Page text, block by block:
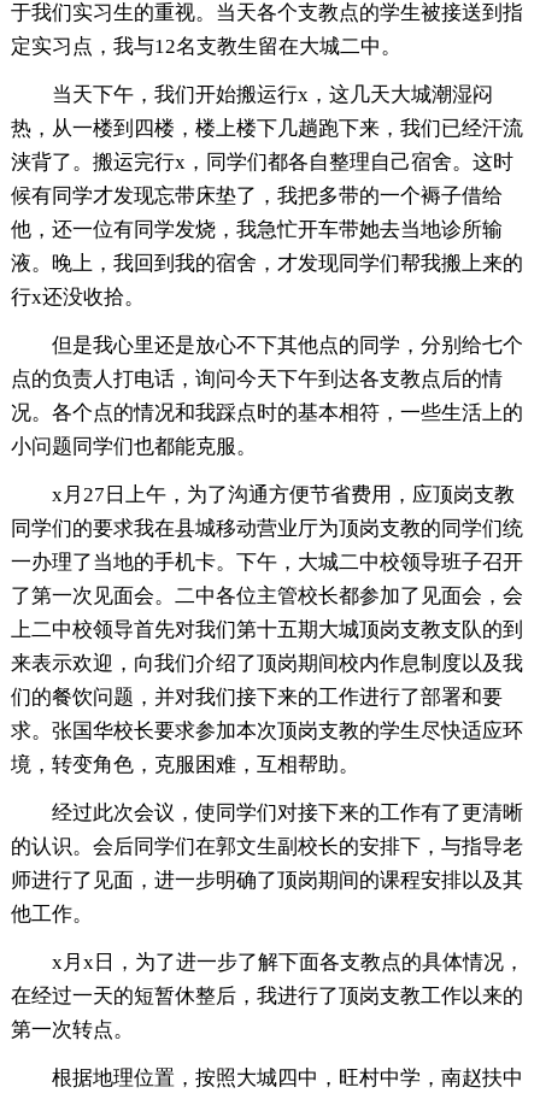
于我们实习生的重视。当天各个支教点的学生被接送到指
定实习点，我与12名支教生留在大城二中。
当天下午，我们开始搬运行x，这几天大城潮湿闷
热，从一楼到四楼，楼上楼下几趟跑下来，我们已经汗流
浃背了。搬运完行x，同学们都各自整理自己宿舍。这时
候有同学才发现忘带床垫了，我把多带的一个褥子借给
他，还一位有同学发烧，我急忙开车带她去当地诊所输
液。晚上，我回到我的宿舍，才发现同学们帮我搬上来的
行x还没收拾。
但是我心里还是放心不下其他点的同学，分别给七个
点的负责人打电话，询问今天下午到达各支教点后的情
况。各个点的情况和我踩点时的基本相符，一些生活上的
小问题同学们也都能克服。
x月27日上午，为了沟通方便节省费用，应顶岗支教
同学们的要求我在县城移动营业厅为顶岗支教的同学们统
一办理了当地的手机卡。下午，大城二中校领导班子召开
了第一次见面会。二中各位主管校长都参加了见面会，会
上二中校领导首先对我们第十五期大城顶岗支教支队的到
来表示欢迎，向我们介绍了顶岗期间校内作息制度以及我
们的餐饮问题，并对我们接下来的工作进行了部署和要
求。张国华校长要求参加本次顶岗支教的学生尽快适应环
境，转变角色，克服困难，互相帮助。
经过此次会议，使同学们对接下来的工作有了更清晰
的认识。会后同学们在郭文生副校长的安排下，与指导老
师进行了见面，进一步明确了顶岗期间的课程安排以及其
他工作。
x月x日，为了进一步了解下面各支教点的具体情况，
在经过一天的短暂休整后，我进行了顶岗支教工作以来的
第一次转点。
根据地理位置，按照大城四中，旺村中学，南赵扶中